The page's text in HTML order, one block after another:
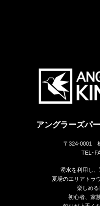
アングラーズパ
〒324-0001
TEL･
湧水を利用し
夏場のエリアトラ
楽しめる
初心者、家